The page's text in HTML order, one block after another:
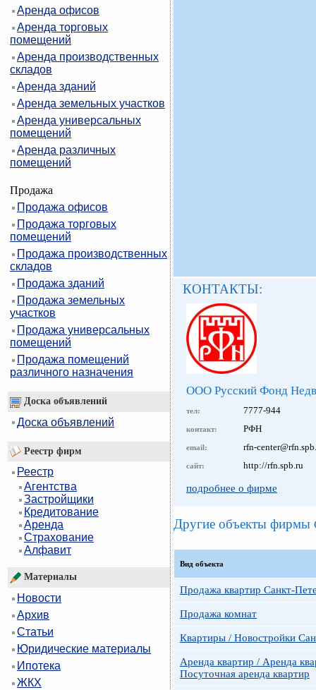
Аренда офисов
Аренда торговых
помещений
Аренда производственных
складов
Аренда зданий
Аренда земельных участков
Аренда универсальных
помещений
Аренда различных
помещений
Продажа
Продажа офисов
Продажа торговых
помещений
Продажа производственных
складов
Продажа зданий
Продажа земельных
участков
Продажа универсальных
помещений
Продажа помещений
различного назначения
Доска объявлений
Доска объявлений
Реестр фирм
Реестр
Агентства
Застройщики
Кредитование
Аренда
Страхование
Алфавит
Материалы
Новости
Архив
Статьи
Юридические материалы
Ипотека
ЖКХ
КОНТАКТЫ:
ООО Русский Фонд
тел: 7777-944
контакт: РФН
email: rfn-
сайт: http://rfn.spb.ru
подробнее о фирме
Другие объекты фирмы
Вид объекта
Продажа квартир Санкт-
Продажа комнат
Квартиры / Новостройки
Аренда квартир / Аренда
Посуточная аренда квартир